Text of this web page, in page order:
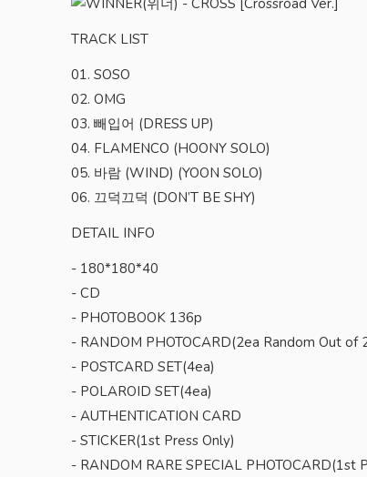
TRACK LIST
01. SOSO
02. OMG
03. 빼입어 (DRESS UP)
04. FLAMENCO (HOONY SOLO)
05. 바람 (WIND) (YOON SOLO)
06. 끄덕끄덕 (DON’T BE SHY)
DETAIL INFO
- 180*180*40
- CD
- PHOTOBOOK 136p
- RANDOM PHOTOCARD(2ea Random Out of
- POSTCARD SET(4ea)
- POLAROID SET(4ea)
- AUTHENTICATION CARD
- STICKER(1st Press Only)
- RANDOM RARE SPECIAL PHOTOCARD(1st